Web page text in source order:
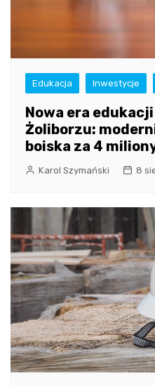
Edukacja Inwestycje
Nowa era
Żoliborzu:
boiska za 4
Karol Szymański 8